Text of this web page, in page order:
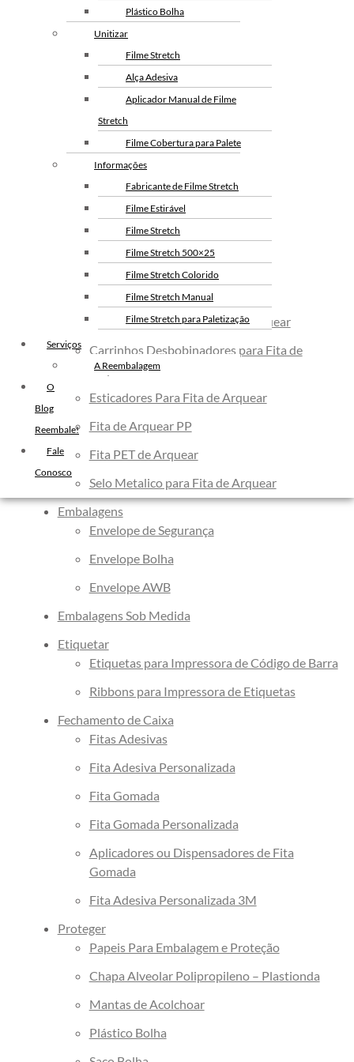
Personalizado
Personalizado
Envelope de Segurança para
Plástico Bolha
Unitizar
Filme Stretch
Alça Adesiva
Aplicador Manual de Filme
Stretch
Filme Cobertura para Palete
Informações
Fabricante de Filme Stretch
Filme Estirável
Filme Stretch
Filme Stretch 500×25
Filme Stretch Colorido
Filme Stretch Manual
Filme Stretch para Paletização
Filme Stretch Preto
Fita de Arquear 10mm
Fita de Arquear
Fita Adesiva Transparente
Fita Adesiva Personalizada
Fita Adesiva Personalizada com
Logomarca
Pequena Quantidade
Atacado
Fita Adesiva Personalizada para
Fita Adesiva Transparente
Fita Adesiva Transparente
48×50
Fita de Arquear 10mm
Fita de Arquear 16mm
Fita de Arquear Phoenix
Selo para Fita de Arquear
Preço da Fita Gomada
Preço da Fita Gomada
Serviços
A Reembalagem
O
Blog
Reembale!
Fale
Conosco
Arqueação
Alicates Seladores de Fita de Arquear
Carrinhos Desbobinadores para Fita de
Arquear
Esticadores Para Fita de Arquear
Fita de Arquear PP
Fita PET de Arquear
Selo Metalico para Fita de Arquear
Embalagens
Envelope de Segurança
Envelope Bolha
Envelope AWB
Embalagens Sob Medida
Etiquetar
Etiquetas para Impressora de Código de Barra
Ribbons para Impressora de Etiquetas
Fechamento de Caixa
Fitas Adesivas
Fita Adesiva Personalizada
Fita Gomada
Fita Gomada Personalizada
Aplicadores ou Dispensadores de Fita
Gomada
Fita Adesiva Personalizada 3M
Proteger
Papeis Para Embalagem e Proteção
Chapa Alveolar Polipropileno – Plastionda
Mantas de Acolchoar
Plástico Bolha
Fita Adesiva
Fita Gomada
Fita De Arquear PP Fita PET De Arquear
Fita Gomada
Personalizada
Alça Adesiva
Papeis Para
Embalagem E
Aplicador Manual
De Filme Stretch
Aplicadores De Fita